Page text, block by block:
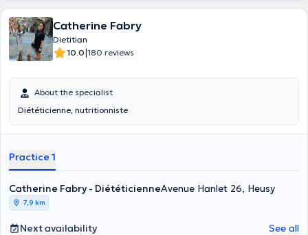
Catherine Fabry
Dietitian
10.0|180 reviews
About the specialist
Diététicienne, nutritionniste
Practice 1
Catherine Fabry - DiététicienneAvenue Hanlet 26, Heusy
7,9 km
Next availability See all